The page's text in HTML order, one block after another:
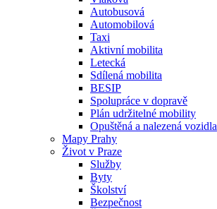
Autobusová
Automobilová
Taxi
Aktivní mobilita
Letecká
Sdílená mobilita
BESIP
Spolupráce v dopravě
Plán udržitelné mobility
Opuštěná a nalezená vozidla
Mapy Prahy
Život v Praze
Služby
Byty
Školství
Bezpečnost